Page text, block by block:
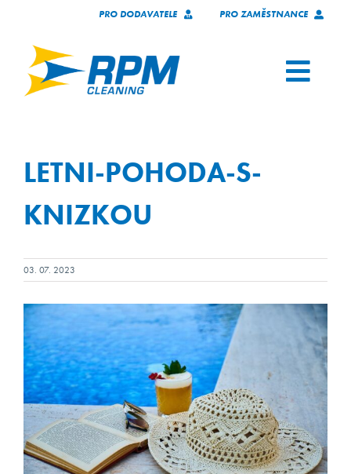
PRO DODAVATELE PRO ZAMĚSTNANCE
OUR CLIENTS
WHO WE ARE
TECHNOLOGY
JOIN OUR TEAM
CONTACT
LETNI-POHODA-S-
KNIZKOU
03. 07. 2023